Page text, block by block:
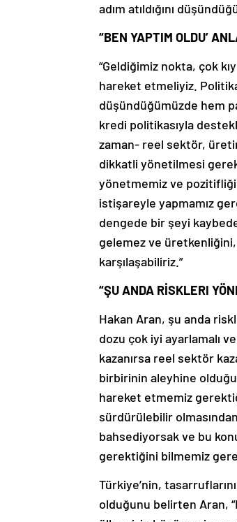
adım atıldığını
“BEN YAPTIM OLDU’
“Geldiğimiz nokta, çok
hareket etmeliyiz.
düşündüğümüzde hem
kredi politikasıyla
zaman- reel sektör,
dikkatli yönetilmesi
yönetmemiz ve
istişareyle yapmamız
dengede bir şeyi
gelemez ve
karşılaşabiliriz.”
“ŞU ANDA RİSKLERI
Hakan Aran, şu anda
dozu çok iyi ayarlamalı
kazanırsa reel sektör
birbirinin aleyhine olduğu
hareket etmemiz
sürdürülebilir
bahsediyorsak ve bu
gerektiğini bilmemiz
Türkiye’nin,
olduğunu belirten Aran,